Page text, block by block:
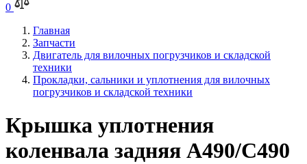
0
Главная
Запчасти
Двигатель для вилочных погрузчиков и складской
техники
Прокладки, сальники и уплотнения для вилочных
погрузчиков и складской техники
Крышка уплотнения
коленвала задняя A490/C490